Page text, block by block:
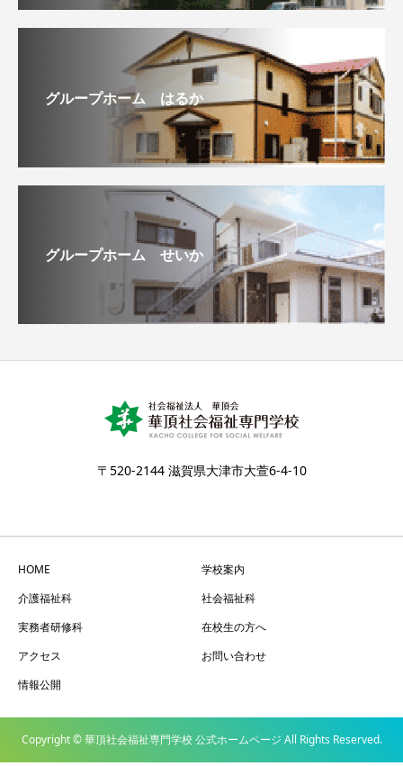
グループホーム はるか
グループホーム せいか
〒520-2144 滋賀県大津市大萱6-4-10
HOME
学校案内
介護福祉科
社会福祉科
実務者研修科
在校生の方へ
アクセス
お問い合わせ
情報公開
Copyright © 華頂社会福祉専門学校 公式ホームページ All Rights Reserved.